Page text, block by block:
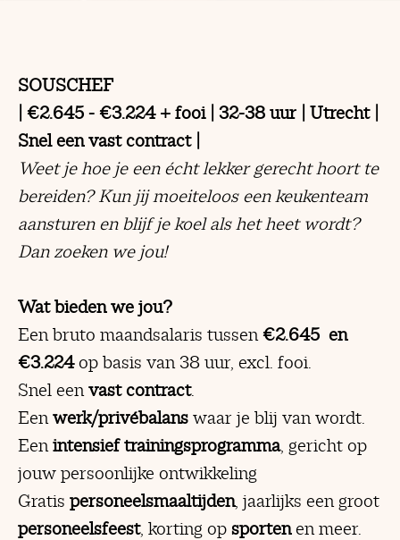
SOUSCHEF
| €2.645 - €3.224 + fooi | 32-38 uur | Utrecht |
Snel een vast contract |
Weet je hoe je een écht lekker gerecht hoort te
bereiden? Kun jij moeiteloos een keukenteam
aansturen en blijf je koel als het heet wordt?
Dan zoeken we jou!
Wat bieden we jou?
Een bruto maandsalaris tussen€2.645 en
€3.224op basis van 38 uur, excl. fooi.
Snel eenvast contract.
Eenwerk/privébalans waar je blij van wordt.
Eenintensief trainingsprogramma, gericht op
jouw persoonlijke ontwikkeling
Gratis personeelsmaaltijden, jaarlijks een groot
personeelsfeest, korting op sportenen meer.